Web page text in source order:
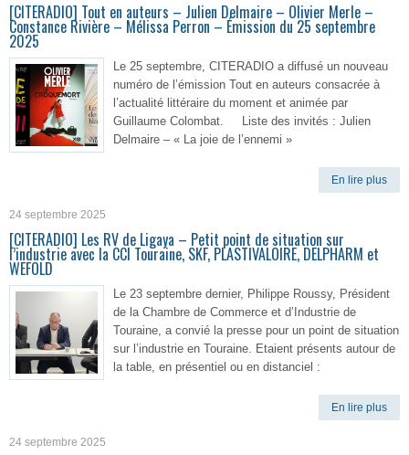
[CITERADIO] Tout en auteurs – Julien Delmaire – Olivier Merle –
Constance Rivière – Mélissa Perron – Émission du 25 septembre
2025
Le 25 septembre, CITERADIO a diffusé un nouveau
numéro de l’émission Tout en auteurs consacrée à
l’actualité littéraire du moment et animée par
Guillaume Colombat. Liste des invités : Julien
Delmaire – « La joie de l’ennemi »
En lire plus
24 septembre 2025
[CITERADIO] Les RV de Ligaya – Petit point de situation sur
l’industrie avec la CCI Touraine, SKF, PLASTIVALOIRE, DELPHARM et
WEFOLD
Le 23 septembre dernier, Philippe Roussy, Président
de la Chambre de Commerce et d’Industrie de
Touraine, a convié la presse pour un point de situation
sur l’industrie en Touraine. Etaient présents autour de
la table, en présentiel ou en distanciel :
En lire plus
24 septembre 2025